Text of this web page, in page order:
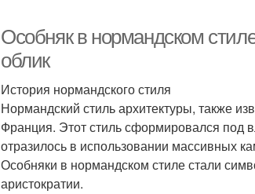
Особняк в нормандском
облик
История нормандского стиля
Нормандский стиль архитектуры, также
Франция. Этот стиль сформировался под
отразилось в использовании массивных
Особняки в нормандском стиле стали
аристократии.